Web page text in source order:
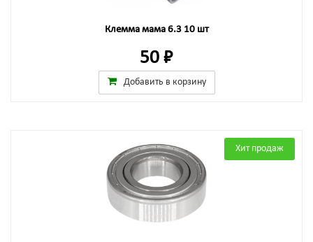
Клемма мама 6.3 10 шт
50 ₽
Добавить в корзину
Хит продаж